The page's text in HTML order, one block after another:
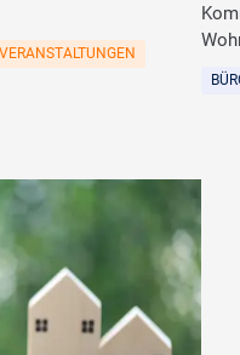
VERANSTALTUNGEN